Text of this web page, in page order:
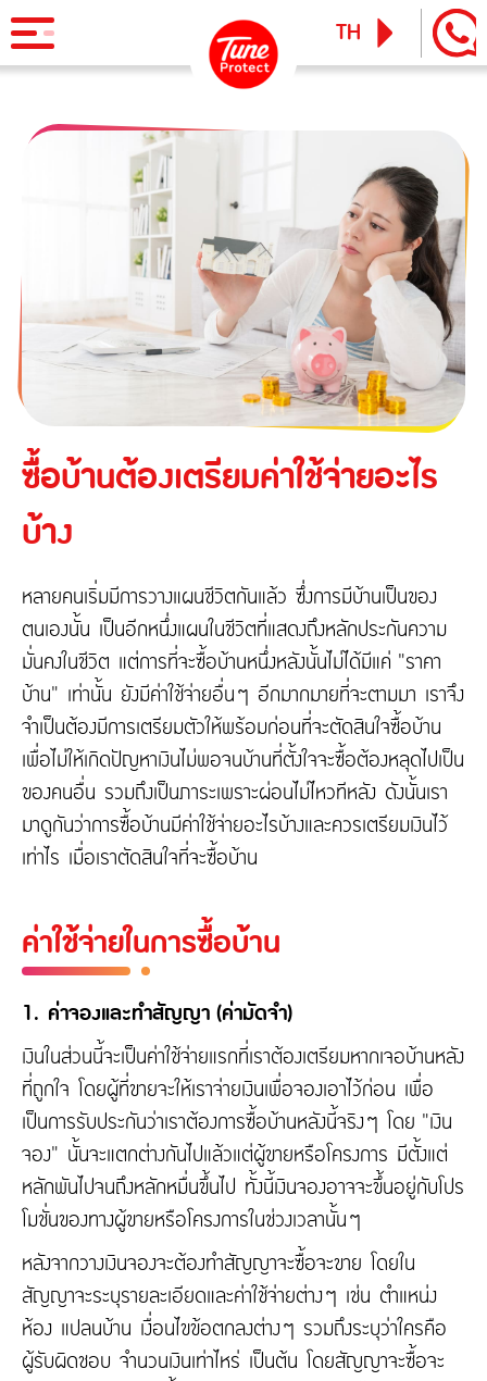
ผลิตภัณฑ์
ประกันภัยสำหรับบุคคล
ประกันภัยการเดินทาง
ทูน ทราเวล ประกันเดินทางต่างประเทศ
ประกันภัยสำหรับธุรกิจ
ประกันความเสี่ยงภัยทุกชนิดสำหรับงานรับเหมาก่อสร้าง/ติดตั้ง
เครื่องจักร
ประกันภัยความเสี่ยงภัยทุกชนิดของเครื่องจักรที่ใช้ในงาน
ก่อสร้าง
ประกันความเสี่ยงภัยทุกชนิดของอุตสาหกรรม
ความรับผิดต่อบุคคลภายนอก
ประกันภัยธุรกิจหยุดชะงัก
ประกันภัยทางทะเล และขนส่ง
ประกันอัคคีภัย
ข่าวสารและกิจกรรม
Tune Care
Tune Connect
Lounge Pass
เรียกร้องสินไหม
บทความแนะนำ
ติดต่อเรา
เกี่ยวกับ Tune Protect
เกี่ยวกับ Tune Protect
ประวัติองค์กร
การกำกับดูแลกิจการ
รายงานประจำปี
ข้อมูลสำคัญทางการเงิน
TH
ซื้อบ้านต้องเตรียมค่าใช้จ่ายอะไร
บ้าง
หลายคนเริ่มมีการวางแผนชีวิตกันแล้ว ซึ่งการมีบ้านเป็นของ
ตนเองนั้น เป็นอีกหนึ่งแผนในชีวิตที่แสดงถึงหลักประกันความ
มั่นคงในชีวิต แต่การที่จะซื้อบ้านหนึ่งหลังนั้นไม่ได้มีแค่ "ราคา
บ้าน" เท่านั้น ยังมีค่าใช้จ่ายอื่นๆ อีกมากมายที่จะตามมา เราจึง
จำเป็นต้องมีการเตรียมตัวให้พร้อมก่อนที่จะตัดสินใจซื้อบ้าน
เพื่อไม่ให้เกิดปัญหาเงินไม่พอจนบ้านที่ตั้งใจจะซื้อต้องหลุดไปเป็น
ของคนอื่น รวมถึงเป็นภาระเพราะผ่อนไม่ไหวทีหลัง ดังนั้นเรา
มาดูกันว่าการซื้อบ้านมีค่าใช้จ่ายอะไรบ้างและควรเตรียมเงินไว้
เท่าไร เมื่อเราตัดสินใจที่จะซื้อบ้าน
ค่าใช้จ่ายในการซื้อบ้าน
1. ค่าจองและทำสัญญา (ค่ามัดจำ)
เงินในส่วนนี้จะเป็นค่าใช้จ่ายแรกที่เราต้องเตรียมหากเจอบ้านหลัง
ที่ถูกใจ โดยผู้ที่ขายจะให้เราจ่ายเงินเพื่อจองเอาไว้ก่อน เพื่อ
เป็นการรับประกันว่าเราต้องการซื้อบ้านหลังนี้จริงๆ โดย "เงิน
จอง" นั้นจะแตกต่างกันไปแล้วแต่ผู้ขายหรือโครงการ มีตั้งแต่
หลักพันไปจนถึงหลักหมื่นขึ้นไป ทั้งนี้เงินจองอาจจะขึ้นอยู่กับโปร
โมชั่นของทางผู้ขายหรือโครงการในช่วงเวลานั้นๆ
หลังจากวางเงินจองจะต้องทำสัญญาจะซื้อจะขาย โดยใน
สัญญาจะระบุรายละเอียดและค่าใช้จ่ายต่างๆ เช่น ตำแหน่ง
ห้อง แปลนบ้าน เงื่อนไขข้อตกลงต่างๆ รวมถึงระบุว่าใครคือ
ผู้รับผิดชอบ จำนวนเงินเท่าไหร่ เป็นต้น โดยสัญญาจะซื้อจะ